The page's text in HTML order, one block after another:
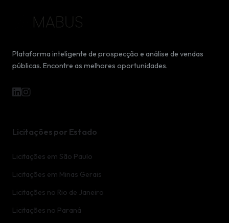
Plataforma inteligente de prospecção e análise de vendas
públicas. Encontre as melhores oportunidades.
Licitações por Estado
Licitações em São Paulo
Licitações em Minas Gerais
Licitações no Rio de Janeiro
Licitações no Paraná